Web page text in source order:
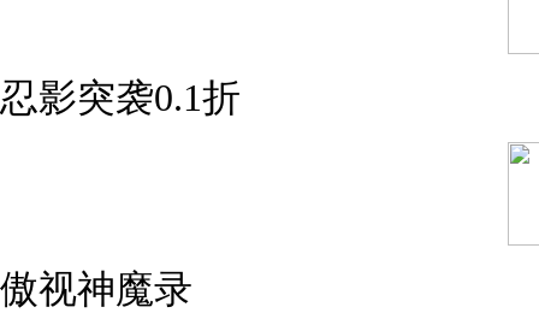
忍影突袭0.1折
傲视神魔录